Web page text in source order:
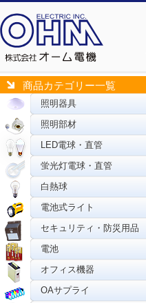
商品カテゴリー一覧
照明器具
照明部材
LED電球・直管
蛍光灯電球・直管
白熱球
電池式ライト
セキュリティ・防災用品
電池
オフィス機器
OAサプライ